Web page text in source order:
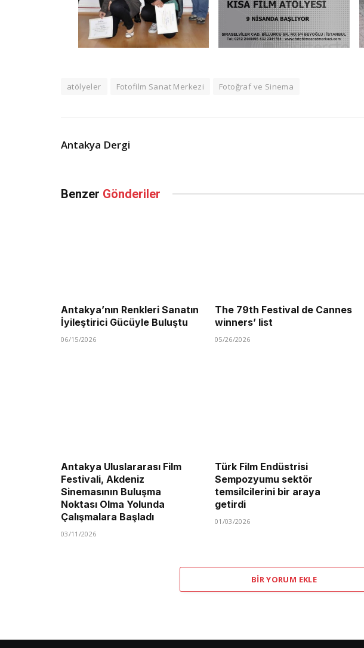
atölyeler Fotofilm Sanat Merkezi Fotoğraf ve Sinema
Antakya Dergi
Benzer Gönderiler
Antakya’nın Renkleri Sanatın
İyileştirici Gücüyle Buluştu
06/15/2026
The 79th Festival de Cannes
winners’ list
05/26/2026
Antakya Uluslararası Film
Festivali, Akdeniz
Sinemasının Buluşma
Noktası Olma Yolunda
Çalışmalara Başladı
03/11/2026
Türk Film Endüstrisi
Sempozyumu sektör
temsilcilerini bir araya
getirdi
01/03/2026
BIR YORUM EKLE